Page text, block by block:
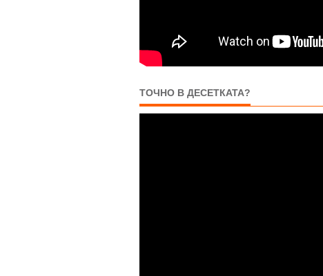
ТОЧНО В ДЕСЕТКАТА?